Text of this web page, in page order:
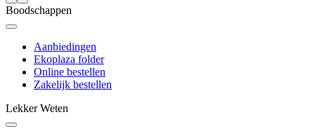
Boodschappen
Aanbiedingen
Ekoplaza folder
Online bestellen
Zakelijk bestellen
Lekker Weten